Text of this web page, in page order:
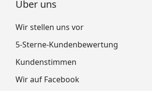
Über uns
Wir stellen uns vor
5-Sterne-Kundenbewertung
Kundenstimmen
Wir auf Facebook